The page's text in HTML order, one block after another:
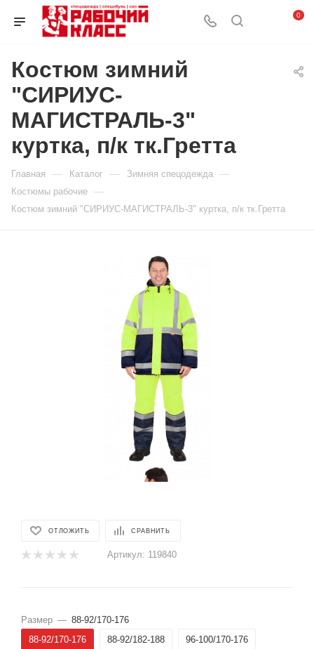
0
Костюм зимний
"СИРИУС-
МАГИСТРАЛЬ-3"
куртка, п/к тк.Гретта
Главная — Каталог — Зимняя спецодежда —
Костюмы рабочие —
Костюм зимний "СИРИУС-МАГИСТРАЛЬ-3" куртка, п/к тк.Гретта
ОТЛОЖИТЬ СРАВНИТЬ
Артикул: 119840
Размер — 88-92/170-176
88-92/170-176
88-92/182-188 96-100/170-176